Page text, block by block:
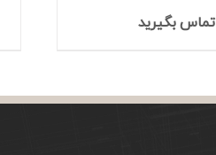
تماس بگیرید